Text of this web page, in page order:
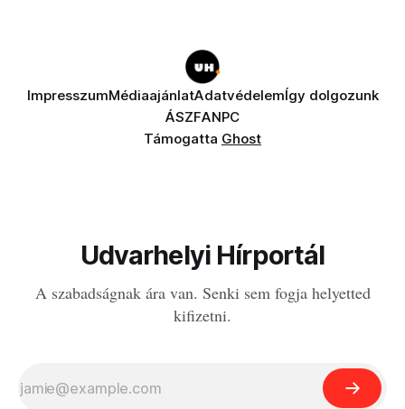
ImpresszumMédiaajánlatAdatvédelemÍgy dolgozunk
ÁSZFANPC
Támogatta Ghost
Udvarhelyi Hírportál
A szabadságnak ára van. Senki sem fogja helyetted
kifizetni.